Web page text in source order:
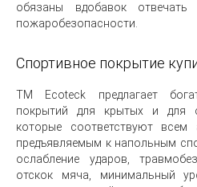
обязаны вдобавок
пожаробезопасности.
Спортивное покрытие
ТМ Ecoteck предлагает
покрытий для крытых и для
которые соответствуют всем
предъявляемым к напольным
ослабление ударов,
отскок мяча, минимальный